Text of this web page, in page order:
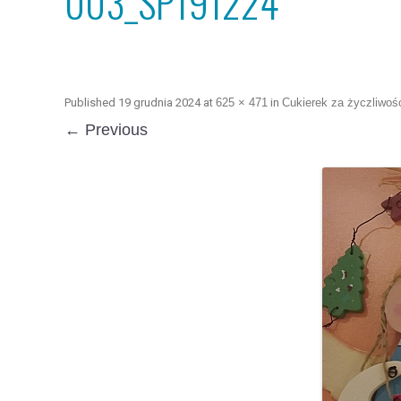
Published 19 grudnia 2024at 625 × 471 in Cukierek za
← Previous